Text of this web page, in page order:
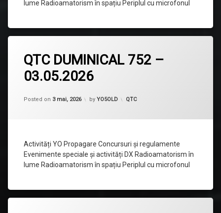
lume Radioamatorism în spațiu Periplul cu microfonul
QTC DUMINICAL 752 –
03.05.2026
Posted on 3 mai, 2026 by YO5OLD Categorii:
QTC
Activități YO Propagare Concursuri și regulamente
Evenimente speciale și activități DX Radioamatorism în
lume Radioamatorism în spațiu Periplul cu microfonul
un
comentariu
la
QTC
752